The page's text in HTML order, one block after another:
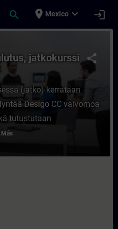
search place Mexico expand_more login
share
jatkokurssi
(jatko) kerrataan
Desigo CC valvomoa
tutustutaan
Más